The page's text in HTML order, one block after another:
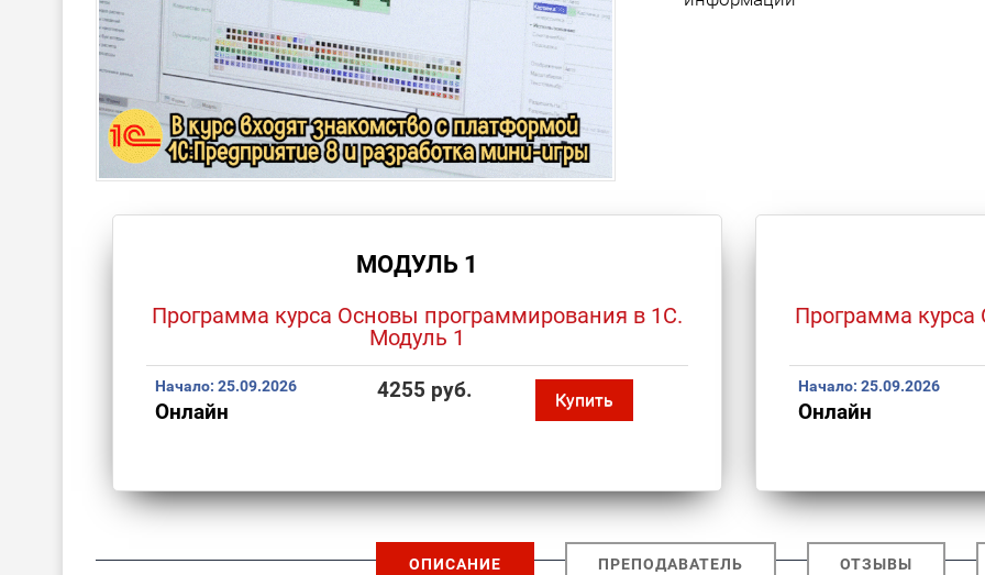
МОДУЛЬ 1
Программа курса Основы программирования в 1С.
Модуль 1
Начало: 25.09.2026
Онлайн
4255 руб. Купить
Программа
Начало: 25.09.2026
Онлайн
ОПИСАНИЕ ПРЕПОДАВАТЕЛЬ ОТЗЫВЫ